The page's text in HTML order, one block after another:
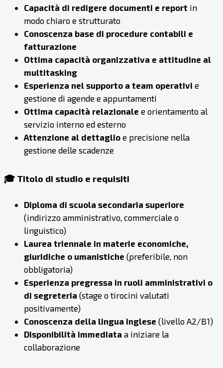
Capacità di redigere documenti e report in
modo chiaro e strutturato
Conoscenza base di procedure contabili e
fatturazione
Ottima capacità organizzativa e attitudine al
multitasking
Esperienza nel supporto a team operativi e
gestione di agende e appuntamenti
Ottima capacità relazionale e orientamento al
servizio interno ed esterno
Attenzione al dettaglio e precisione nella
gestione delle scadenze
🎓 Titolo di studio e requisiti
Diploma di scuola secondaria superiore
(indirizzo amministrativo, commerciale o
linguistico)
Laurea triennale in materie economiche,
giuridiche o umanistiche (preferibile, non
obbligatoria)
Esperienza pregressa in ruoli amministrativi o
di segreteria (stage o tirocini valutati
positivamente)
Conoscenza della lingua inglese (livello A2/B1)
Disponibilità immediata a iniziare la
collaborazione